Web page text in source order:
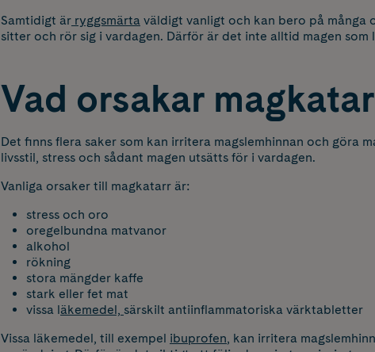
Samtidigt är ryggsmärta väldigt vanligt och kan bero på många
sitter och rör sig i vardagen. Därför är det inte alltid magen som
Vad orsakar
Det finns flera saker som kan irritera magslemhinnan och göra
livsstil, stress och sådant magen utsätts för i vardagen.
Vanliga orsaker till magkatarr är:
stress och oro
oregelbundna matvanor
alkohol
rökning
stora mängder kaffe
stark eller fet mat
vissa läkemedel, särskilt antiinflammatoriska värktabletter
Vissa läkemedel, till exempel ibuprofen, kan irritera